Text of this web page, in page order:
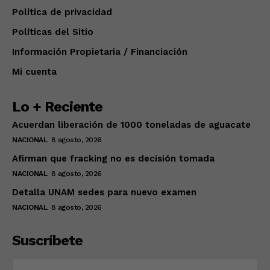
Política de privacidad
Políticas del Sitio
Información Propietaria / Financiación
Mi cuenta
Lo + Reciente
Acuerdan liberación de 1000 toneladas de aguacate
NACIONAL 8 agosto, 2026
Afirman que fracking no es decisión tomada
NACIONAL 8 agosto, 2026
Detalla UNAM sedes para nuevo examen
NACIONAL 8 agosto, 2026
Suscríbete